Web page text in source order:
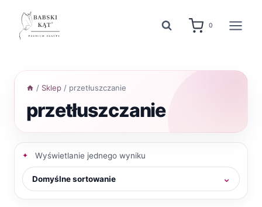
treści
0
/ Sklep / przetłuszczanie
przetłuszczanie
Wyświetlanie jednego wyniku